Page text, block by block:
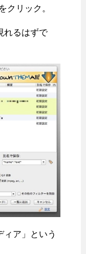
クリック。
れるはずで
ア」という